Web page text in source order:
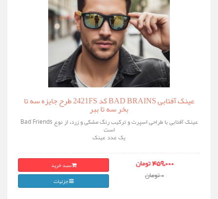
عینک آفتابی BAD BRAINS کد 2421FS طرح جایزه سه تا
بخر سه تا ببر
عینک آفتابی با طراحی اسپرت و ترکیب رنگ مشکی و زرد، از نوع Bad Friends
است
یک عدد عینک
459,000 تومان
0 تومان
سبد خرید
جزئیات